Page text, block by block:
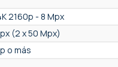
2160p - 8 Mpx
(2 x 50 Mpx)
o más